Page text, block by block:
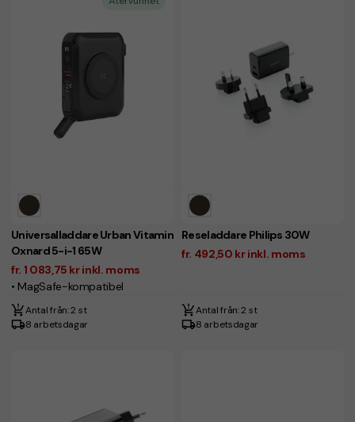
Universalladdare Urban Vitamin
Oxnard 5-i-1 65W
fr. 1 083,75 kr inkl. moms
• MagSafe-kompatibel
Antal från: 2 st
8 arbetsdagar
Reseladdare Philips 30W
fr. 492,50 kr inkl. moms
Antal från: 2 st
8 arbetsdagar